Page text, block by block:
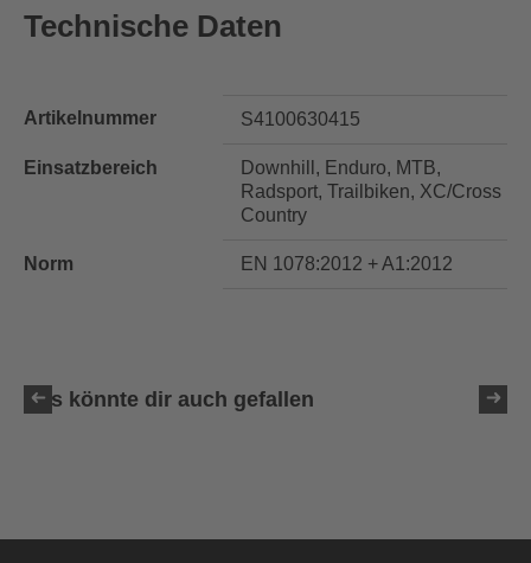
Technische Daten
Artikelnummer S4100630415
Einsatzbereich
Downhill, Enduro, MTB,
Radsport, Trailbiken, XC/Cross
Country
Norm EN 1078:2012 + A1:2012
Das könnte dir auch gefallen